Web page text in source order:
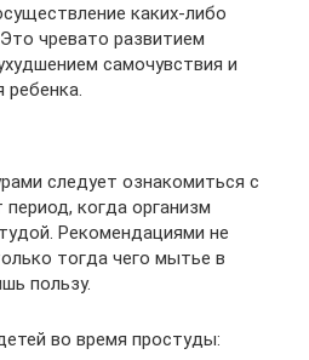
каких-либо
чревато развитием
самочувствия и
ребенка.
следует ознакомиться с
когда организм
Рекомендациями не
тогда чего мытье в
пользу.
во время простуды: